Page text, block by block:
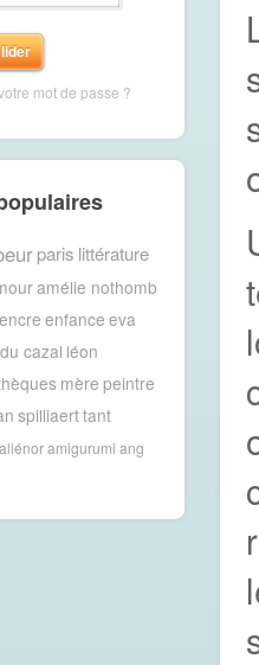
mot de passe ?
paris littérature
amélie nothomb
encre enfance eva
cazal léon
mère peintre
spilliaerttant
aliénor amigurumi ang